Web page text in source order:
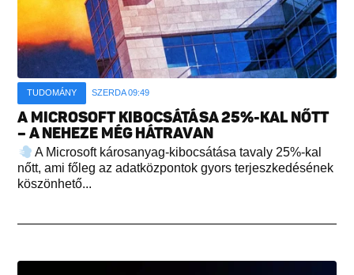
TUDOMÁNY SZERDA 09:49
A MICROSOFT KIBOCSÁTÁSA 25%-KAL NŐTT
– A NEHEZE MÉG HÁTRAVAN
A Microsoft károsanyag-kibocsátása tavaly 25%-kal
nőtt, ami főleg az adatközpontok gyors terjeszkedésének
köszönhető...